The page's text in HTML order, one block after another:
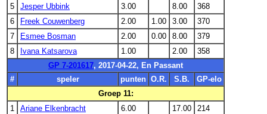
5
Jesper Ubbink 3.00 8.00
368
6
Freek Couwenberg 2.00 1.00 3.00
370
7
Esmee Bosman 2.00 0.00 8.00
379
8
Ivana Katsarova 1.00 2.00
358
GP 7-201617, 2017-04-22, En Passant
#
speler punten O.R. S.B.
GP-elo
Groep 11:
1
Ariane Elkenbracht 6.00 17.00 214